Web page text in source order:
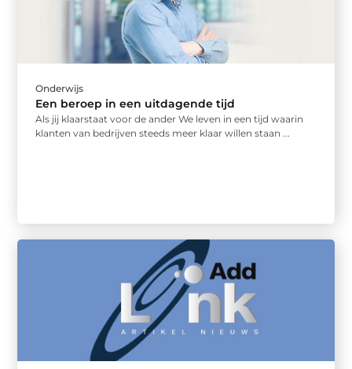
Onderwijs
Een beroep in een uitdagende tijd
Als jij klaarstaat voor de ander We leven in een tijd waarin
klanten van bedrijven steeds meer klaar willen staan ...